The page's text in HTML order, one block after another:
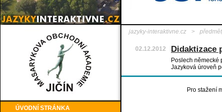
ÚVODNÍ STRÁNKA
jazyky-interaktivne.cz >
02.12.2012 Didaktizace
Poslech
Jazyková úroveň
Pro stažení